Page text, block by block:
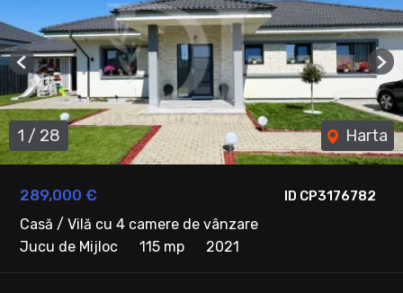
ID CP3176782
289,000 €
Casă / Vilă cu 4 camere de vânzare
Jucu de Mijloc
115 mp 2021
1 / 28 Harta
Previous